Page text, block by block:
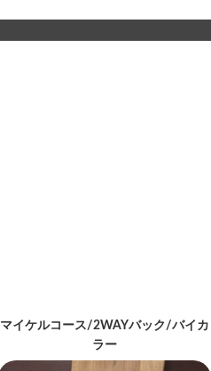
マイケルコース/2WAYバック/バイカ
ラー